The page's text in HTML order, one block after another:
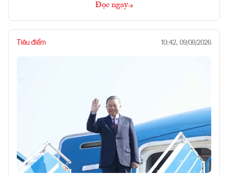
Đọc ngay
Tiêu điểm 10:42, 09/08/2026